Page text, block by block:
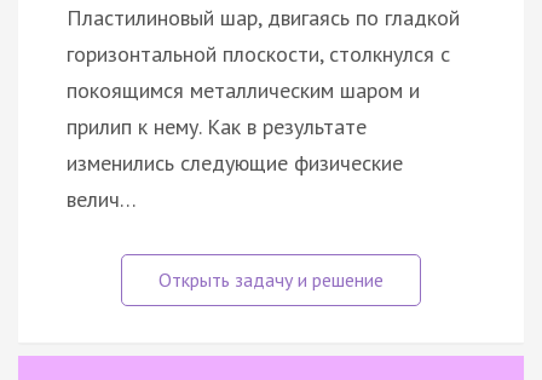
Пластилиновый шар, двигаясь по гладкой
горизонтальной плоскости, столкнулся с
покоящимся металлическим шаром и
прилип к нему. Как в результате
изменились следующие физические
велич…